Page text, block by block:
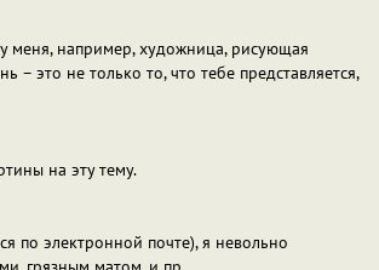
меня, например, художница, рисующая
– это не только то, что тебе представляется,
на эту тему.
по электронной почте), я невольно